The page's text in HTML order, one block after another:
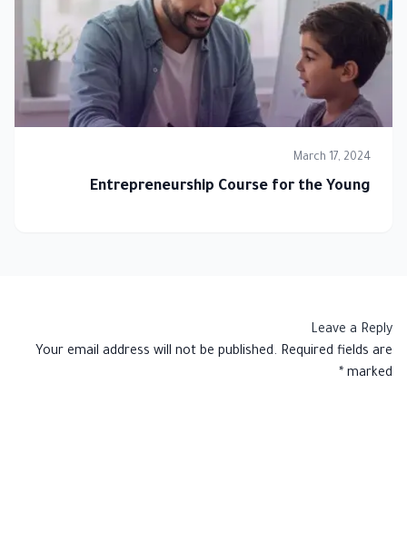
March 17, 2024
Entrepreneurship Course for the Young
Leave a Reply
Your email address will not be published. Required fields are
marked
*